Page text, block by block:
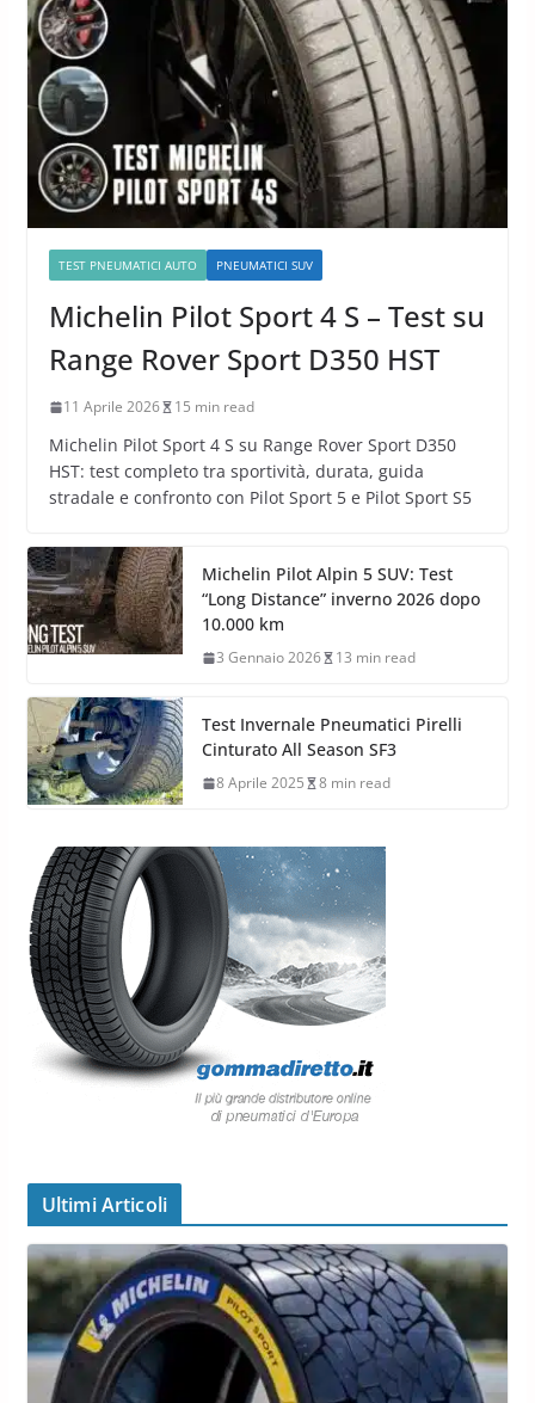
TEST PNEUMATICI AUTO PNEUMATICI SUV
Michelin Pilot Sport 4 S – Test su
Range Rover Sport D350 HST
11 Aprile 2026 15 min read
Michelin Pilot Sport 4 S su Range Rover Sport D350
HST: test completo tra sportività, durata, guida
stradale e confronto con Pilot Sport 5 e Pilot Sport S5
Michelin Pilot Alpin 5 SUV: Test
“Long Distance” inverno 2026 dopo
10.000 km
3 Gennaio 2026 13 min read
Test Invernale Pneumatici Pirelli
Cinturato All Season SF3
8 Aprile 2025 8 min read
Ultimi Articoli